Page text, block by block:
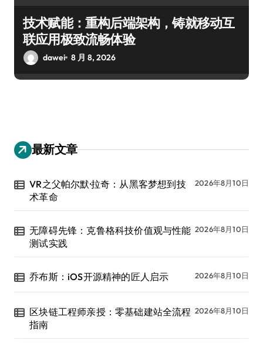
技术赋能：重构后端架构，铸就移动互
联应用极致流畅体验
dawei 8 月 8, 2026
最新文章
VR之父帕尔默·拉奇：从黑客梦想到技
术革命
2026年8月10日
无障碍先锋：克鲁格科技价值观与性能
测试实践
2026年8月10日
乔布斯：iOS开源精神的匠人启示 2026年8月10日
区块链工程师亲授：零基础建站全流程
指南
2026年8月10日